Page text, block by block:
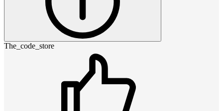
The_code_store